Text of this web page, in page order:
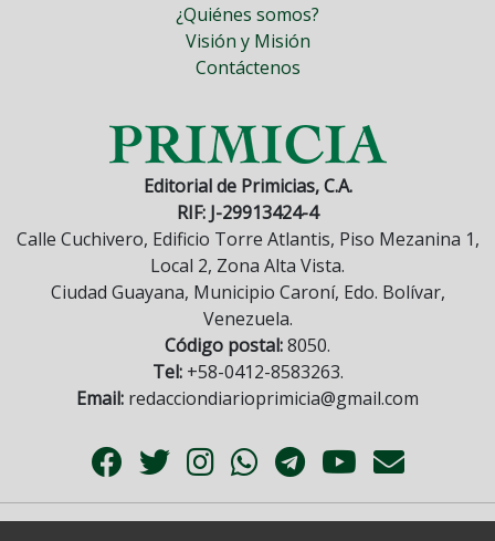
¿Quiénes somos?
Visión y Misión
Contáctenos
Editorial de Primicias, C.A.
RIF: J-29913424-4
Calle Cuchivero, Edificio Torre Atlantis, Piso Mezanina 1,
Local 2, Zona Alta Vista.
Ciudad Guayana, Municipio Caroní, Edo. Bolívar,
Venezuela.
Código postal:8050.
Tel:+58-0412-8583263.
Email: redacciondiarioprimicia@gmail.com